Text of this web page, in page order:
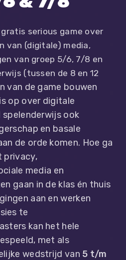
serious game over
van (digitale) media,
van groep 5/6, 7/8 en
(tussen de 8 en 12
van de game bouwen
op over digitale
ook
en basale
de orde komen. Hoe ga
privacy,
media en
gaan in de klas én thuis
aan en werken
te
kan het hele
met als
wedstrijd van 5 t/m